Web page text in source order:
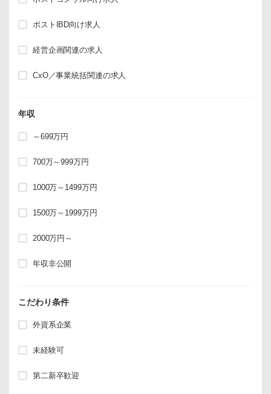
ポストIBD向け求人
経営企画関連の求人
CxO／事業統括関連の求人
年収
～699万円
700万～999万円
1000万～1499万円
1500万～1999万円
2000万円～
年収非公開
こだわり条件
外資系企業
未経験可
第二新卒歓迎